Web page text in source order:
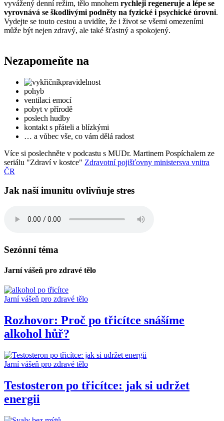
vyvážený denní režim, tělo mnohem rychleji regeneruje a lépe se
vyrovnává se škodlivými podněty na fyzické i psychické úrovni.
Vydejte se touto cestou a uvidíte, že i život se všemi omezeními
může být nejen zdravý, ale také šťastný a spokojený.
Nezapomeňte na
pravidelnost
pohyb
ventilaci emocí
pobyt v přírodě
poslech hudby
kontakt s přáteli a blízkými
… a vůbec vše, co vám dělá radost
Více si poslechněte v podcastu s MUDr. Martinem Pospíchalem ze
seriálu "Zdraví v kostce" Zdravotní pojišťovny ministersva vnitra
ČR
Jak naší imunitu ovlivňuje stres
Sezónní téma
Jarní vášeň pro zdravé tělo
Jarní vášeň pro zdravé tělo
Rozhovor: Proč po třicítce snášíme
alkohol hůř?
Jarní vášeň pro zdravé tělo
Testosteron po třicítce: jak si udržet
energii